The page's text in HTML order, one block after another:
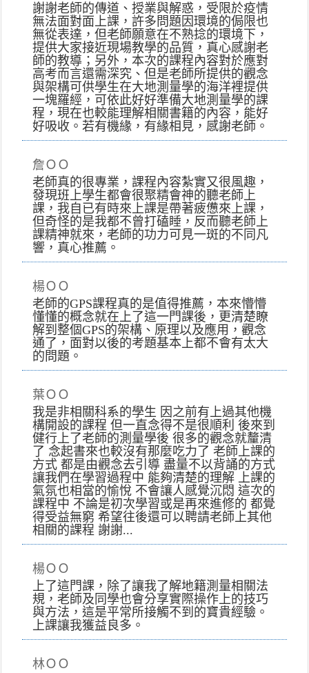
謝謝老師的傳道、授業與解惑，受限於疫情
無法面對面上課，許多問題因環境的侷限也
無從表達，但老師願意在不熟捻的環境下，
提供大家接近現場教學的品質，真心感謝老
師的教導；另外，本次的課程內容對於應對
高考而言還需深究、但是老師所提供的觀念
與架構可供學生在大地測量學的海洋裡提供
一塊羅經，可依此好好準備大地測量學的課
程，現在也較能理解相關書籍的內容，能好
好吸收。若有機緣，有緣相見，感謝老師。
詹ＯＯ
老師真的很專業，課程內容紮實又很風趣，
發現班上學生都會很聚精會神的聽老師上
課，我自已有時來上課是帶著疲憊來上課，
但奇怪的是我都不曾打磕睡，反而聽老師上
課精神就來，老師的功力可見一斑的不同凡
響，真心推薦。
楊ＯＯ
老師的GPS課程真的是值得推薦，本來懵懵
懂懂的概念就在上了這一門課後，更清楚瞭
解到整個GPS的架構、原理以及應用，觀念
通了，面對以後的考題基本上都不會有太大
的問題。
葉ＯＯ
我是非相關科系的學生 因之前有上過其他機
構開設的課程 但一直念得不是很順利 後來到
健行上了老師的測量學後 很多的觀念就釐清
了 念起書來也較沒有那麼吃力了 老師上課的
方式 都是由觀念去引導 盡量不以背誦的方式
讓我們在學習過程中 能夠清楚的理解 上課的
氣氛也相當的愉悅 不會讓人感覺沉悶 這次的
課程中 不論是初次學習或是再來進修的 都覺
得受益無窮 希望往後還可以聘請老師上其他
相關的課程 謝謝...
楊ＯＯ
上了這門課，除了讓我了解地籍測量相關法
規，老師及同學也會分享實際操作上的技巧
與方法，這是平常所接觸不到的寶貴經驗。
上課讓我獲益良多。
林ＯＯ